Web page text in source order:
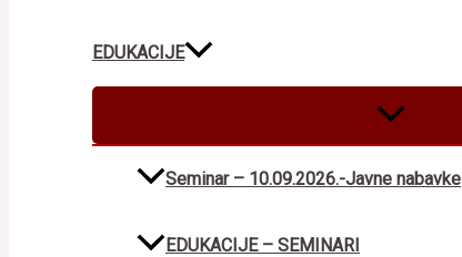
EDUKACIJE
MENU
TOGGLE
Seminar – 10.09.2026.-Javne nabavke
EDUKACIJE – SEMINARI